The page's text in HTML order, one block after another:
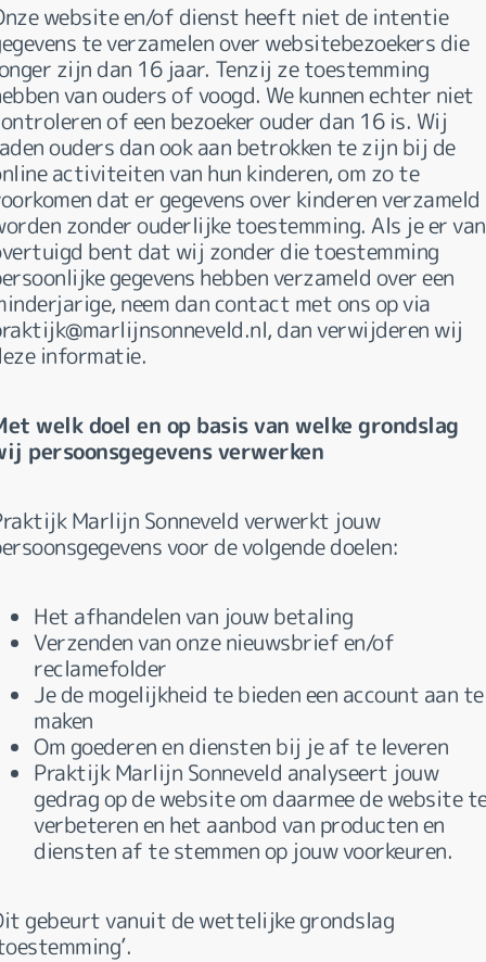
website en/of dienst heeft niet de intentie
te verzamelen over websitebezoekers die
zijn dan 16 jaar. Tenzij ze toestemming
van ouders of voogd. We kunnen echter niet
of een bezoeker ouder dan 16 is. Wij
ouders dan ook aan betrokken te zijn bij de
activiteiten van hun kinderen, om zo te
dat er gegevens over kinderen verzameld
zonder ouderlijke toestemming. Als je er van
bent dat wij zonder die toestemming
gegevens hebben verzameld over een
neem dan contact met ons op via
dan verwijderen wij
informatie.
welk doel en op basis van welke grondslag
persoonsgegevens verwerken
Marlijn Sonneveld verwerkt jouw
voor de volgende doelen:
Het afhandelen van jouw betaling
Verzenden van onze nieuwsbrief en/of
reclamefolder
Je de mogelijkheid te bieden een account aan te
maken
Om goederen en diensten bij je af te leveren
Praktijk Marlijn Sonneveld analyseert jouw
gedrag op de website om daarmee de website
verbeteren en het aanbod van producten en
diensten af te stemmen op jouw voorkeuren.
gebeurt vanuit de wettelijke grondslag